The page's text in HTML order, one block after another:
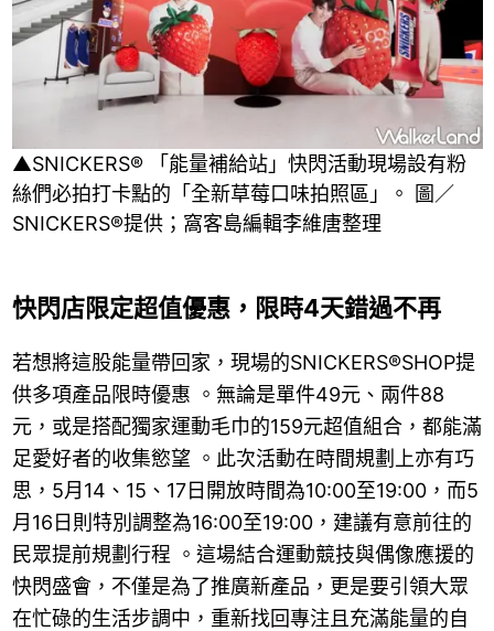
▲SNICKERS® 「能量補給站」快閃活動現場設有粉
絲們必拍打卡點的「全新草莓口味拍照區」。 圖／
SNICKERS®提供；窩客島編輯李維唐整理
快閃店限定超值優惠，限時4天錯過不再
若想將這股能量帶回家，現場的SNICKERS®SHOP提
供多項產品限時優惠 。無論是單件49元、兩件88
元，或是搭配獨家運動毛巾的159元超值組合，都能滿
足愛好者的收集慾望 。此次活動在時間規劃上亦有巧
思，5月14、15、17日開放時間為10:00至19:00，而5
月16日則特別調整為16:00至19:00，建議有意前往的
民眾提前規劃行程 。這場結合運動競技與偶像應援的
快閃盛會，不僅是為了推廣新產品，更是要引領大眾
在忙碌的生活步調中，重新找回專注且充滿能量的自